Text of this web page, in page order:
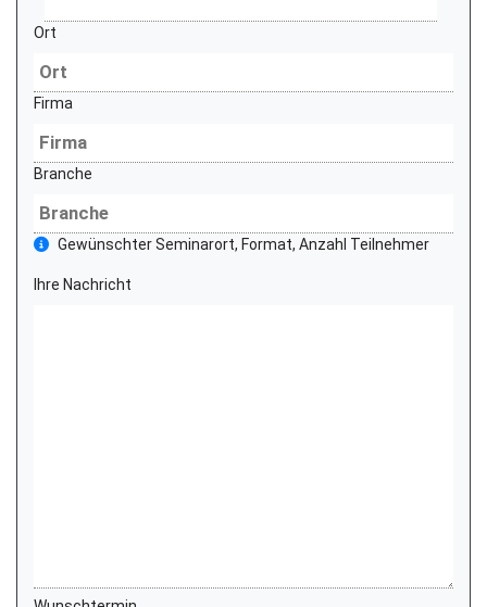
Ort
Firma
Branche
Gewünschter Seminarort, Format, Anzahl Teilnehmer
Ihre Nachricht